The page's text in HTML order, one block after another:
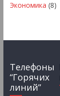
Экономика (8)
Телефоны
“Горячих
линий”